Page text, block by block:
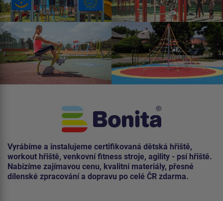
Vyrábíme a instalujeme certifikovaná dětská hřiště,
workout hřiště, venkovní fitness stroje, agility - psí hřiště.
Nabízíme zajímavou cenu, kvalitní materiály, přesné
dílenské zpracování a dopravu po celé ČR zdarma.